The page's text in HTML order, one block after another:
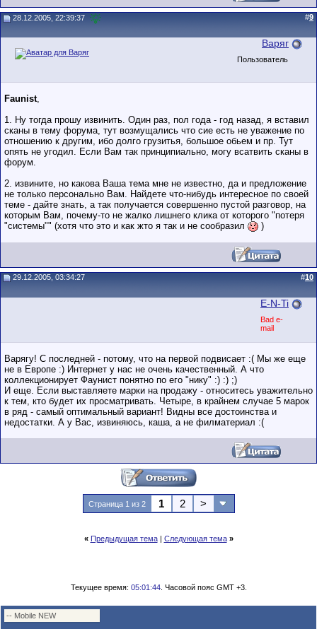
28.12.2005, 22:39:37 #9
Варяг
Пользователь
Faunist,
1. Ну тогда прошу извинить. Один раз, пол года - год назад, я вставил
сканы в тему форума, тут возмущались что сие есть не уважение по
отношению к другим, ибо долго грузитья, большое обьем и пр. Тут
опять не угодил. Если Вам так принципиально, могу всатвить сканы в
форум.
2. извините, но какова Ваша тема мне не известно, да и предложение
не только персонально Вам. Найдете что-нибудь интересное по своей
теме - дайте знать, а так получается совершенно пустой разговор, на
которым Вам, почему-то не жалко лишнего клика от которого "потеря
"системы"" (хотя что это и как жто я так и не сообразил
)
29.12.2005, 03:34:27 #10
E-N-Ti
Bad e-
mail
Варягу! С последней - потому, что на первой подвисает :( Мы же еще
не в Европе :) Интернет у нас не очень качественный. А что
коллекционирует Фаунист понятно по его "нику" :) :) ;)
И еще. Если выставляете марки на продажу - относитесь уважительно
к тем, кто будет их просматривать. Четыре, в крайнем случае 5 марок
в ряд - самый оптимальный вариант! Видны все достоинства и
недостатки. А у Вас, извиняюсь, каша, а не филматериал :(
Страница 1 из 2 1 2 >
« Предыдущая тема| Следующая тема »
Текущее время: 05:01:44. Часовой пояс GMT +3.